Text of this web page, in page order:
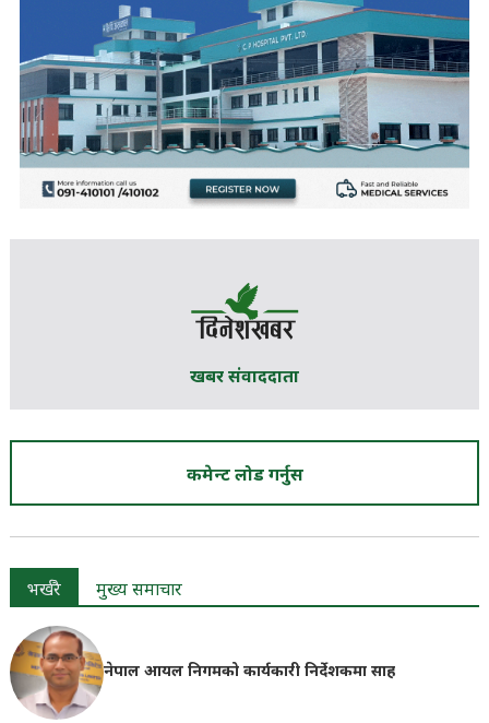
खबर संवाददाता
कमेन्ट लोड गर्नुस
भर्खरै मुख्य समाचार
नेपाल आयल निगमको कार्यकारी निर्देशकमा साह